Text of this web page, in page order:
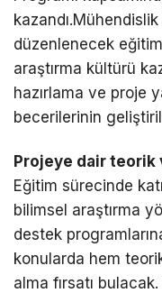
düzenlenecek
araştırma kültürü
hazırlama ve proje
becerilerinin
Projeye dair teorik
Eğitim sürecinde
bilimsel araştırma
destek
konularda hem
alma fırsatı